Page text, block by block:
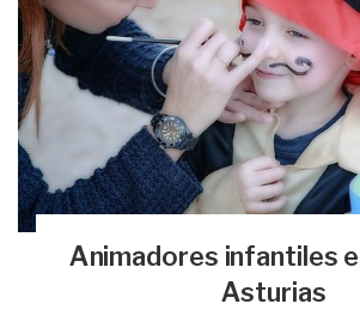
Animadores infantiles
Asturias